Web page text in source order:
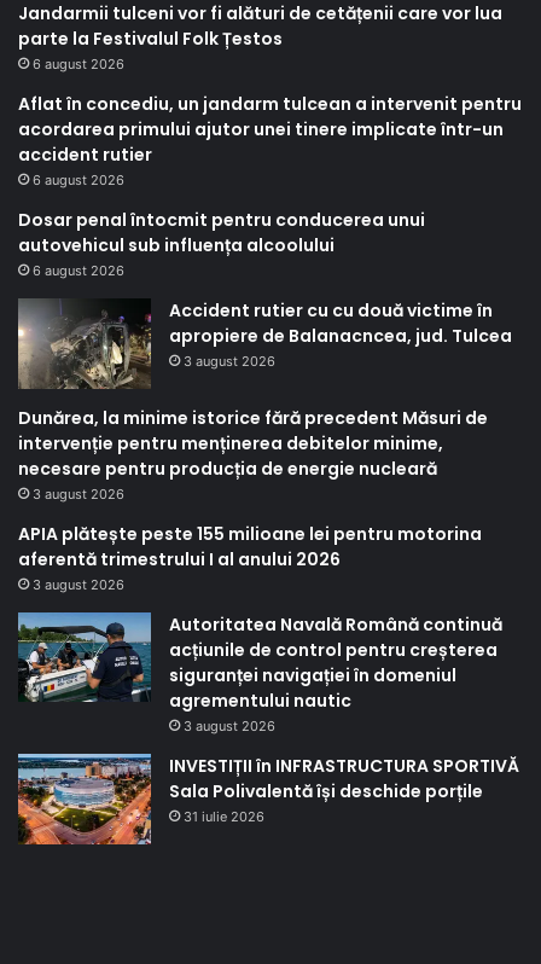
Jandarmii tulceni vor fi alături de cetățenii care vor lua
parte la Festivalul Folk Țestos
6 august 2026
Aflat în concediu, un jandarm tulcean a intervenit pentru
acordarea primului ajutor unei tinere implicate într-un
accident rutier
6 august 2026
Dosar penal întocmit pentru conducerea unui
autovehicul sub influența alcoolului
6 august 2026
Accident rutier cu cu două victime în
apropiere de Balanacncea, jud. Tulcea
3 august 2026
Dunărea, la minime istorice fără precedent Măsuri de
intervenție pentru menținerea debitelor minime,
necesare pentru producția de energie nucleară
3 august 2026
APIA plătește peste 155 milioane lei pentru motorina
aferentă trimestrului I al anului 2026
3 august 2026
Autoritatea Navală Română continuă
acțiunile de control pentru creșterea
siguranței navigației în domeniul
agrementului nautic
3 august 2026
INVESTIȚII în INFRASTRUCTURA SPORTIVĂ
Sala Polivalentă își deschide porțile
31 iulie 2026